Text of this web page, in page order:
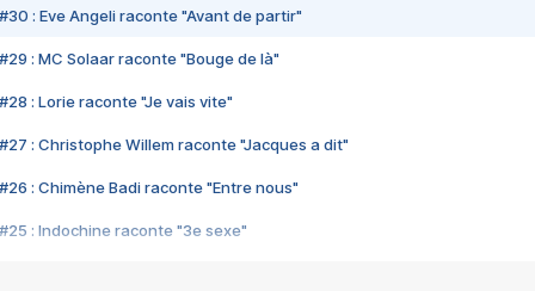
#30 : Eve Angeli raconte "Avant de partir"
#29 : MC Solaar raconte "Bouge de là"
#28 : Lorie raconte "Je vais vite"
#27 : Christophe Willem raconte "Jacques a dit"
#26 : Chimène Badi raconte "Entre nous"
#25 : Indochine raconte "3e sexe"